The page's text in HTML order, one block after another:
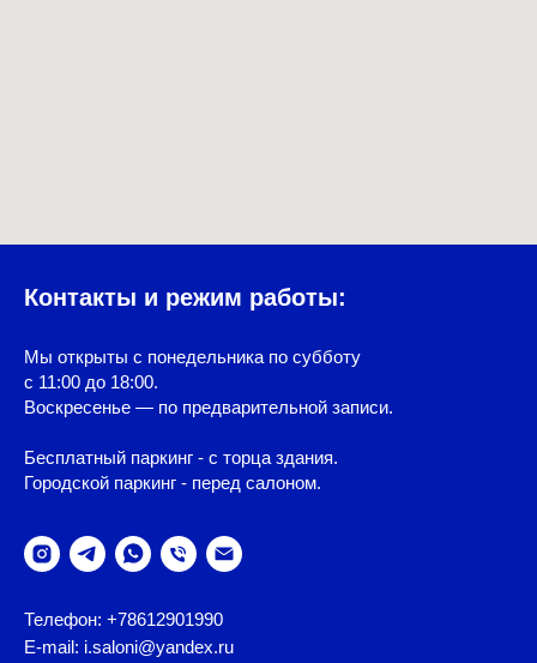
Контакты и режим работы:
Мы открыты с понедельника по субботу
с 11:00 до 18:00.
Воскресенье — по предварительной записи.
Бесплатный паркинг - с торца здания.
Городской паркинг - перед салоном.
Телефон: +78612901990
E-mail: i.saloni@yandex.ru